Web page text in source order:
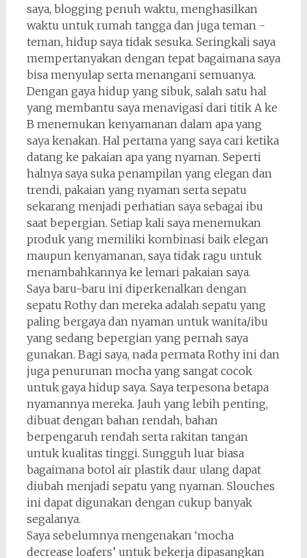
saya, blogging penuh waktu, menghasilkan
waktu untuk rumah tangga dan juga teman -
teman, hidup saya tidak sesuka. Seringkali saya
mempertanyakan dengan tepat bagaimana saya
bisa menyulap serta menangani semuanya.
Dengan gaya hidup yang sibuk, salah satu hal
yang membantu saya menavigasi dari titik A ke
B menemukan kenyamanan dalam apa yang
saya kenakan. Hal pertama yang saya cari ketika
datang ke pakaian apa yang nyaman. Seperti
halnya saya suka penampilan yang elegan dan
trendi, pakaian yang nyaman serta sepatu
sekarang menjadi perhatian saya sebagai ibu
saat bepergian. Setiap kali saya menemukan
produk yang memiliki kombinasi baik elegan
maupun kenyamanan, saya tidak ragu untuk
menambahkannya ke lemari pakaian saya.
Saya baru-baru ini diperkenalkan dengan
sepatu Rothy dan mereka adalah sepatu yang
paling bergaya dan nyaman untuk wanita/ibu
yang sedang bepergian yang pernah saya
gunakan. Bagi saya, nada permata Rothy ini dan
juga penurunan mocha yang sangat cocok
untuk gaya hidup saya. Saya terpesona betapa
nyamannya mereka. Jauh yang lebih penting,
dibuat dengan bahan rendah, bahan
berpengaruh rendah serta rakitan tangan
untuk kualitas tinggi. Sungguh luar biasa
bagaimana botol air plastik daur ulang dapat
diubah menjadi sepatu yang nyaman. Slouches
ini dapat digunakan dengan cukup banyak
segalanya.
Saya sebelumnya mengenakan ‘mocha
decrease loafers’ untuk bekerja dipasangkan